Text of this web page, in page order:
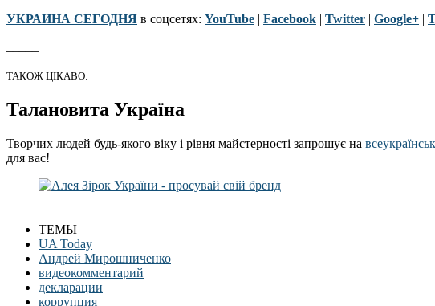
УКРАИНА СЕГОДНЯ в соцсетях: YouTube | Facebook | Twitter | Google+ |
ТАКОЖ ЦІКАВО:
Талановита Україна
Творчих людей будь-якого віку і рівня майстерності запрошує на
для вас!
ТЕМЫ
UA Today
Андрей Мирошниченко
видеокомментарий
декларации
коррупция